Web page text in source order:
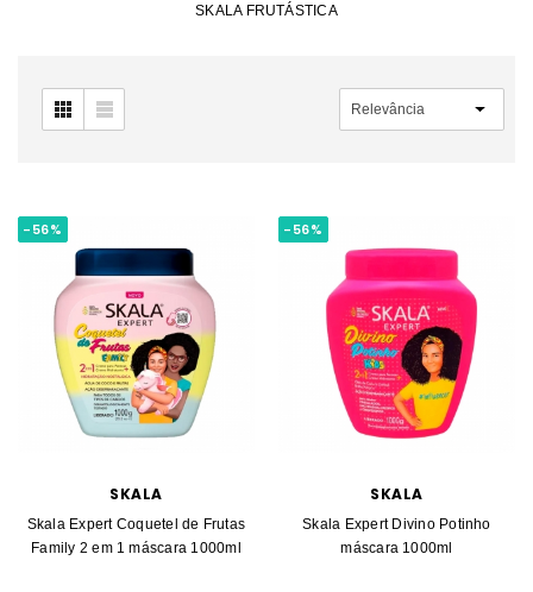
SKALA FRUTÁSTICA
-56%
SKALA
Skala Expert Coquetel de Frutas
Family 2 em 1 máscara 1000ml
-56%
SKALA
Skala Expert Divino Potinho
máscara 1000ml